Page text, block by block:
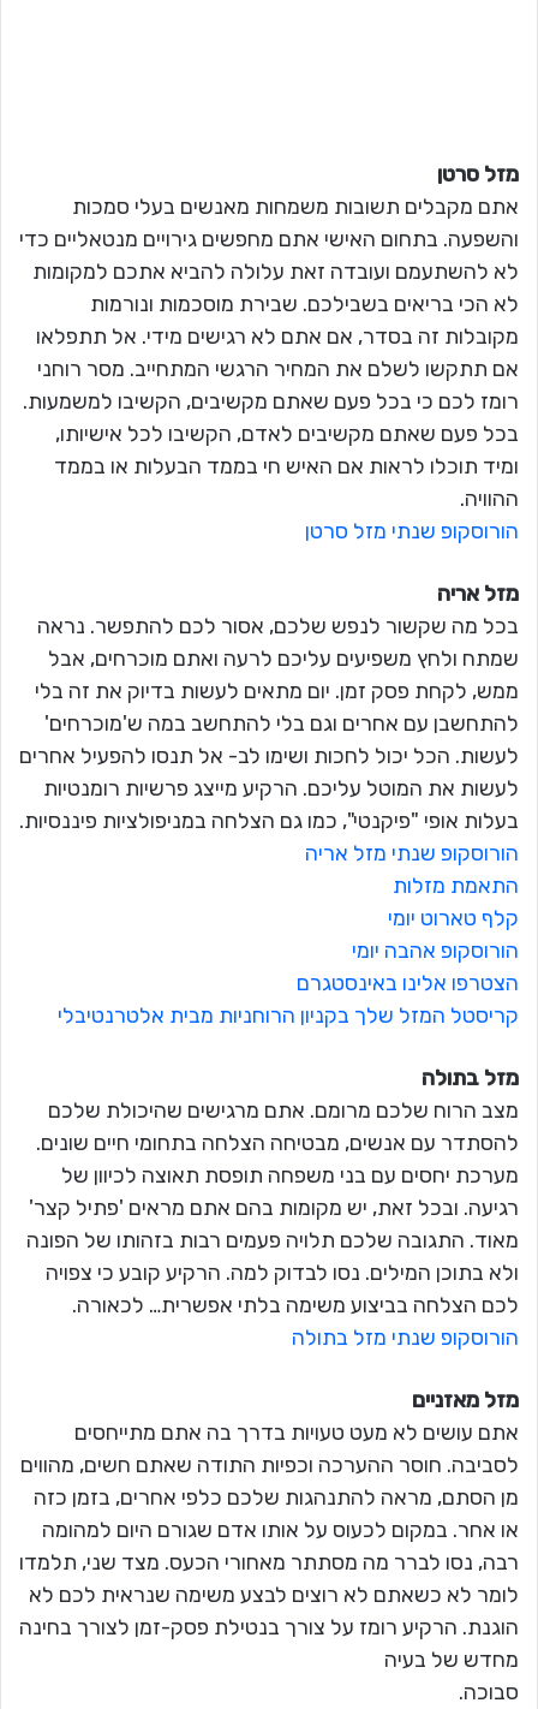
מזל סרטן
אתם מקבלים תשובות משמחות מאנשים בעלי סמכות
והשפעה. בתחום האישי אתם מחפשים גירויים מנטאליים כדי
לא להשתעמם ועובדה זאת עלולה להביא אתכם למקומות
לא הכי בריאים בשבילכם. שבירת מוסכמות ונורמות
מקובלות זה בסדר, אם אתם לא רגישים מידי. אל תתפלאו
אם תתקשו לשלם את המחיר הרגשי המתחייב. מסר רוחני
רומז לכם כי בכל פעם שאתם מקשיבים, הקשיבו למשמעות.
בכל פעם שאתם מקשיבים לאדם, הקשיבו לכל אישיותו,
ומיד תוכלו לראות אם האיש חי בממד הבעלות או בממד
ההוויה.
הורוסקופ שנתי מזל סרטן
מזל אריה
בכל מה שקשור לנפש שלכם, אסור לכם להתפשר. נראה
שמתח ולחץ משפיעים עליכם לרעה ואתם מוכרחים, אבל
ממש, לקחת פסק זמן. יום מתאים לעשות בדיוק את זה בלי
להתחשבן עם אחרים וגם בלי להתחשב במה ש'מוכרחים'
לעשות. הכל יכול לחכות ושימו לב- אל תנסו להפעיל אחרים
לעשות את המוטל עליכם. הרקיע מייצג פרשיות רומנטיות
בעלות אופי "פיקנטי", כמו גם הצלחה במניפולציות פיננסיות.
הורוסקופ שנתי מזל אריה
התאמת מזלות
קלף טארוט יומי
הורוסקופ אהבה יומי
הצטרפו אלינו באינסטגרם
קריסטל המזל שלך בקניון הרוחניות מבית אלטרנטיבלי
מזל בתולה
מצב הרוח שלכם מרומם. אתם מרגישים שהיכולת שלכם
להסתדר עם אנשים, מבטיחה הצלחה בתחומי חיים שונים.
מערכת יחסים עם בני משפחה תופסת תאוצה לכיוון של
רגיעה. ובכל זאת, יש מקומות בהם אתם מראים 'פתיל קצר'
מאוד. התגובה שלכם תלויה פעמים רבות בזהותו של הפונה
ולא בתוכן המילים. נסו לבדוק למה. הרקיע קובע כי צפויה
לכם הצלחה בביצוע משימה בלתי אפשרית… לכאורה.
הורוסקופ שנתי מזל בתולה
מזל מאזניים
אתם עושים לא מעט טעויות בדרך בה אתם מתייחסים
לסביבה. חוסר ההערכה וכפיות התודה שאתם חשים, מהווים
מן הסתם, מראה להתנהגות שלכם כלפי אחרים, בזמן כזה
או אחר. במקום לכעוס על אותו אדם שגורם היום למהומה
רבה, נסו לברר מה מסתתר מאחורי הכעס. מצד שני, תלמדו
לומר לא כשאתם לא רוצים לבצע משימה שנראית לכם לא
הוגנת. הרקיע רומז על צורך בנטילת פסק-זמן לצורך בחינה
מחדש של בעיה
סבוכה.